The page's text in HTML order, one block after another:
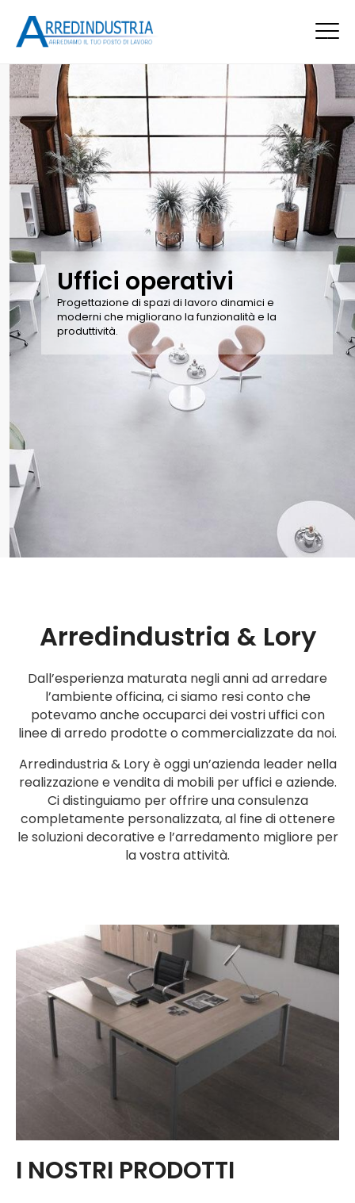
Uffici operativi
Progettazione di spazi di lavoro dinamici e
moderni che migliorano la funzionalità e la
produttività.
Arredindustria & Lory
Dall’esperienza maturata negli anni ad arredare
l’ambiente officina, ci siamo resi conto che
potevamo anche occuparci dei vostri uffici con
linee di arredo prodotte o commercializzate da noi.
Arredindustria & Lory è oggi un’azienda leader nella
realizzazione e vendita di mobili per uffici e aziende.
Ci distinguiamo per offrire una consulenza
completamente personalizzata, al fine di ottenere
le soluzioni decorative e l’arredamento migliore per
la vostra attività.
I NOSTRI PRODOTTI